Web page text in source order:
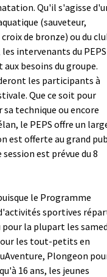
Qu'il s'agisse
(sauveteur,
de bronze) ou du
intervenants du PEPS
besoins du groupe.
les participants à
Que ce soit pour
technique ou encore
le PEPS offre un
est offerte au grand
est prévue du 8
le Programme
sportives
la plupart les
les tout-petits en
Plongeon
16 ans, les jeunes